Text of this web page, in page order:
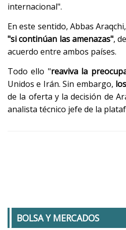
internacional".
En este sentido, Abbas
"si continúan las amenazas",
acuerdo entre ambos países.
Todo ello "reaviva la
Unidos e Irán. Sin embargo,
de la oferta y la decisión de
analista técnico jefe de la
BOLSA Y MERCADOS